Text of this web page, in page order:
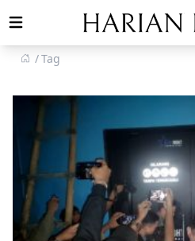
Open main menu
Tag